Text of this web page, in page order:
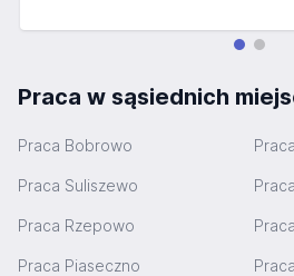
Praca w sąsiednich
Praca Bobrowo
Praca Suliszewo
Praca Rzepowo
Praca Piaseczno